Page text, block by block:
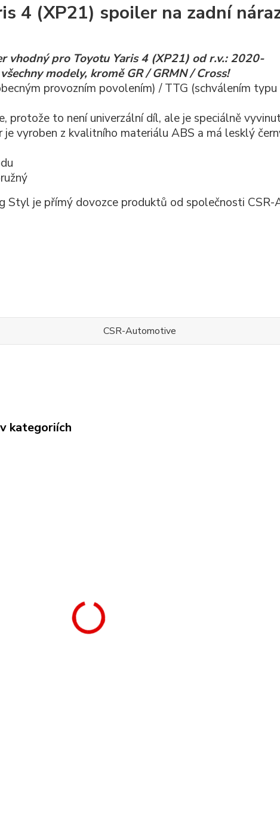
4 (XP21) spoiler na zadní
vhodný pro Toyotu Yaris 4 (XP21) od r.v.: 2020-
modely, kromě GR / GRMN / Cross!
provozním povolením) / TTG (schválením typu
protože to není univerzální díl, ale je speciálně
je vyroben z kvalitního materiálu ABS a má lesklý
Styl je přímý dovozce produktů od společnosti
CSR-Automotive
kategoriích